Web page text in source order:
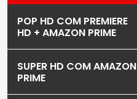
POP HD COM PREMIERE
HD + AMAZON PRIME
SUPER HD COM AMAZON
PRIME